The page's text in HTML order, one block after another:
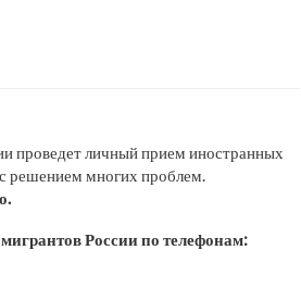
проведет личный прием иностранных
решением многих проблем.
России по телефонам: